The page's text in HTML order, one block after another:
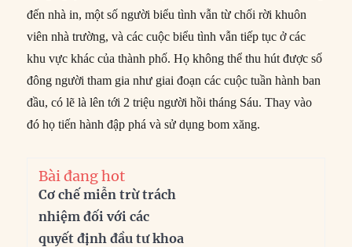
đến nhà in, một số người biểu tình vẫn từ chối rời khuôn
viên nhà trường, và các cuộc biểu tình vẫn tiếp tục ở các
khu vực khác của thành phố. Họ không thể thu hút được số
đông người tham gia như giai đoạn các cuộc tuần hành ban
đầu, có lẽ là lên tới 2 triệu người hồi tháng Sáu. Thay vào
đó họ tiến hành đập phá và sử dụng bom xăng.
Bài đang hot
Cơ chế miễn trừ trách
nhiệm đối với các
quyết định đầu tư khoa